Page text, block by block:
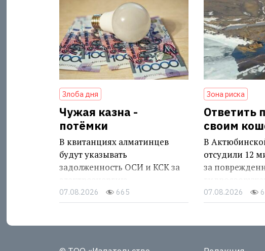
Злоба дня
Чужая казна -
потёмки
В квитанциях алматинцев
будут указывать
задолженность ОСИ и КСК за
07.08.2026 665
Зона риска
Ответить
своим
В
отсудили 12
за
07.08.2026